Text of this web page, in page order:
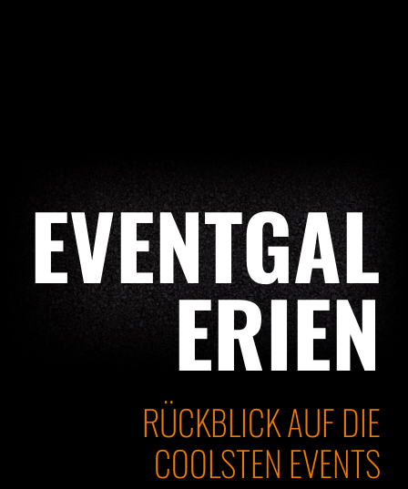
EVENTGAL
ERIEN
RÜCKBLICK AUF DIE
COOLSTEN EVENTS